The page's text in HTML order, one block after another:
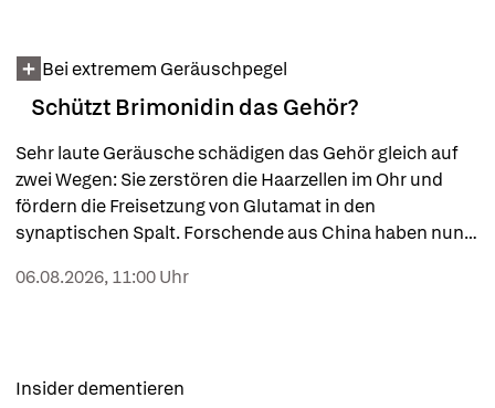
Schützt Brimonidin das Gehör?
Sehr laute Geräusche schädigen das Gehör gleich auf
zwei Wegen: Sie zerstören die Haarzellen im Ohr und
fördern die Freisetzung von Glutamat in den
synaptischen Spalt. Forschende aus China haben nun
lärminduzierten Schäden verhindern kann.
Bei extremem Geräuschpegel
06.08.2026, 11:00 Uhr
Insider dementieren